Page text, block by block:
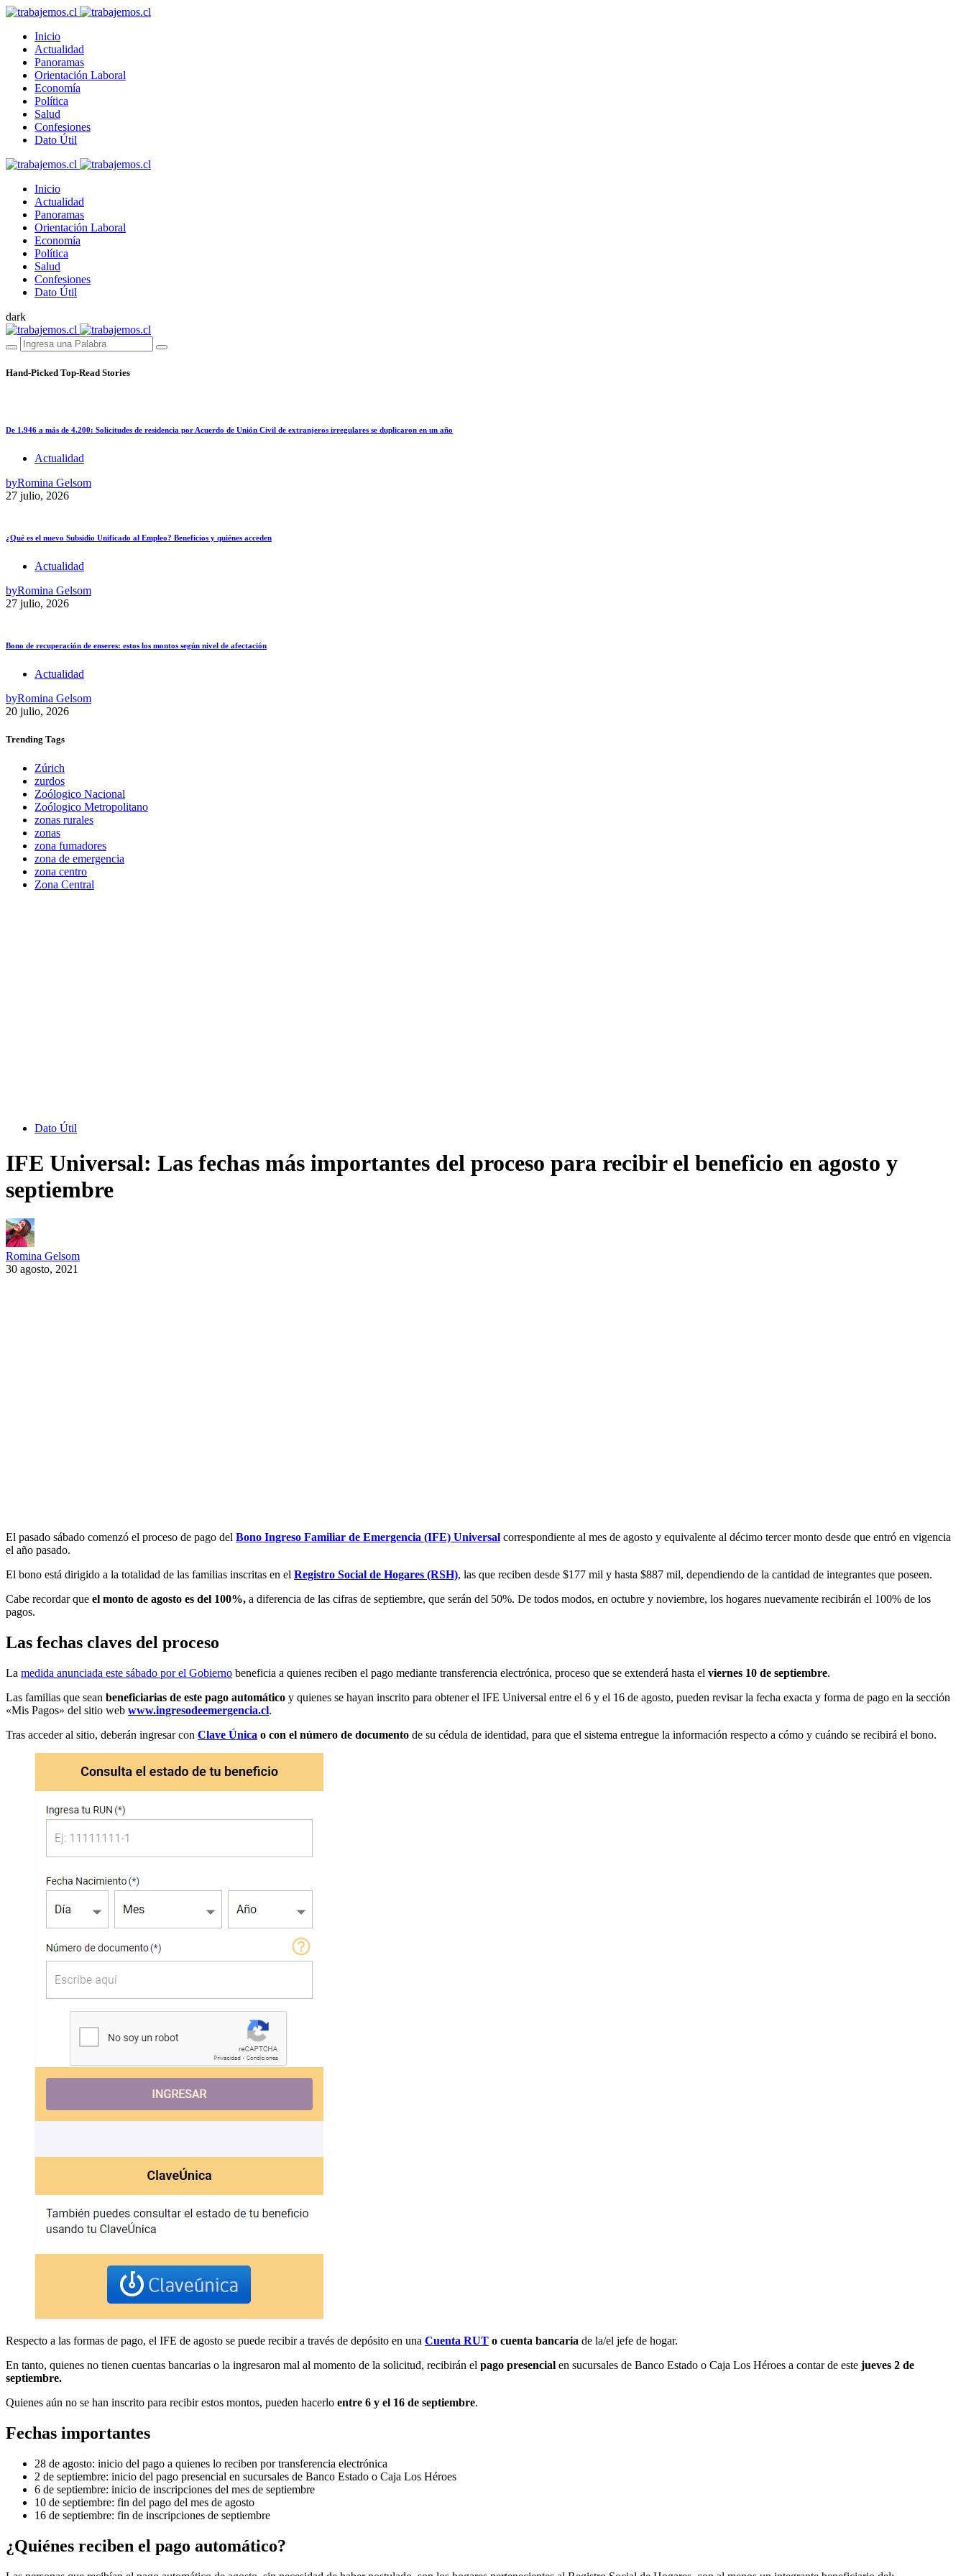
Inicio
Actualidad
Panoramas
Orientación Laboral
Economía
Política
Salud
Confesiones
Dato Útil
Inicio
Actualidad
Panoramas
Orientación Laboral
Economía
Política
Salud
Confesiones
Dato Útil
dark
Hand-Picked Top-Read Stories
De 1.946 a más de 4.200: Solicitudes de residencia por Acuerdo de Unión Civil de extranjeros irregulares se duplicaron en un año
Actualidad
byRomina Gelsom
27 julio, 2026
¿Qué es el nuevo Subsidio Unificado al Empleo? Beneficios y quiénes acceden
Actualidad
byRomina Gelsom
27 julio, 2026
Bono de recuperación de enseres: estos los montos según nivel de afectación
Actualidad
byRomina Gelsom
20 julio, 2026
Trending Tags
Zúrich
zurdos
Zoólogico Nacional
Zoólogico Metropolitano
zonas rurales
zonas
zona fumadores
zona de emergencia
zona centro
Zona Central
Dato Útil
IFE Universal: Las fechas más importantes del proceso para recibir el beneficio en agosto y
septiembre
Romina Gelsom
30 agosto, 2021
El pasado sábado comenzó el proceso de pago del Bono Ingreso Familiar de Emergencia (IFE) Universal correspondiente al mes de agosto y equivalente al décimo tercer monto desde que entró en vigencia
el año pasado.
El bono está dirigido a la totalidad de las familias inscritas en el Registro Social de Hogares (RSH), las que reciben desde $177 mil y hasta $887 mil, dependiendo de la cantidad de integrantes que poseen.
Cabe recordar que el monto de agosto es del 100%, a diferencia de las cifras de septiembre, que serán del 50%. De todos modos, en octubre y noviembre, los hogares nuevamente recibirán el 100% de los
pagos.
Las fechas claves del proceso
La medida anunciada este sábado por el Gobierno beneficia a quienes reciben el pago mediante transferencia electrónica, proceso que se extenderá hasta el viernes 10 de septiembre.
Las familias que sean beneficiarias de este pago automático y quienes se hayan inscrito para obtener el IFE Universal entre el 6 y el 16 de agosto, pueden revisar la fecha exacta y forma de pago en la sección
«Mis Pagos» del sitio web www.ingresodeemergencia.cl.
Tras acceder al sitio, deberán ingresar con Clave Única o con el número de documento de su cédula de identidad, para que el sistema entregue la información respecto a cómo y cuándo se recibirá el bono.
Respecto a las formas de pago, el IFE de agosto se puede recibir a través de depósito en una Cuenta RUT o cuenta bancaria de la/el jefe de hogar.
En tanto, quienes no tienen cuentas bancarias o la ingresaron mal al momento de la solicitud, recibirán el pago presencial en sucursales de Banco Estado o Caja Los Héroes a contar de este jueves 2 de
septiembre.
Quienes aún no se han inscrito para recibir estos montos, pueden hacerlo entre 6 y el 16 de septiembre.
Fechas importantes
28 de agosto: inicio del pago a quienes lo reciben por transferencia electrónica
2 de septiembre: inicio del pago presencial en sucursales de Banco Estado o Caja Los Héroes
6 de septiembre: inicio de inscripciones del mes de septiembre
10 de septiembre: fin del pago del mes de agosto
16 de septiembre: fin de inscripciones de septiembre
¿Quiénes reciben el pago automático?